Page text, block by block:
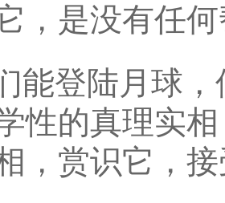
，是没有任
能登陆月球
性的真理实
，赏识它，